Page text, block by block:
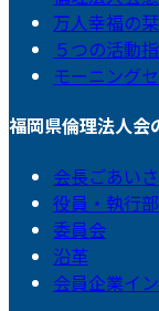
万人幸福の栞
５つの活動
モーニング
福岡県倫理法人会
会長ごあい
役員・執行部
委員会
沿革
会員企業イ